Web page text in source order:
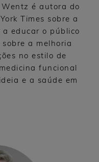
é autora do
Times sobre a
educar o público
a melhoria
no estilo de
funcional
e a saúde em